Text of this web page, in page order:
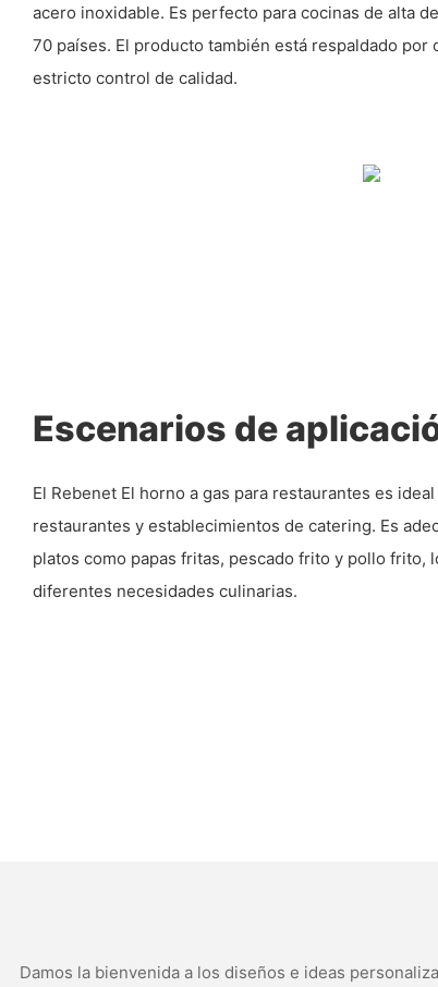
acero inoxidable. Es perfecto para cocinas de alta
70 países. El producto también está respaldado
estricto control de calidad.
Escenarios de
El Rebenet El horno a gas para restaurantes es
restaurantes y establecimientos de catering. Es
platos como papas fritas, pescado frito y pollo frito,
diferentes necesidades culinarias.
Damos la bienvenida a los diseños e ideas